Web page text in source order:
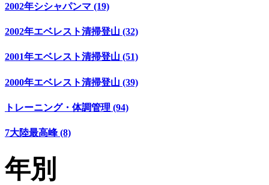
2002年シシャパンマ (19)
2002年エベレスト清掃登山 (32)
2001年エベレスト清掃登山 (51)
2000年エベレスト清掃登山 (39)
トレーニング・体調管理 (94)
7大陸最高峰 (8)
年別